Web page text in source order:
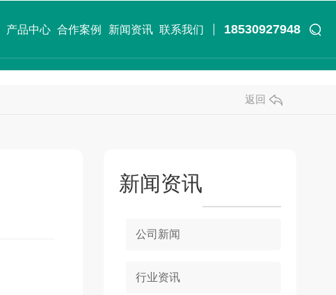
产品中心 合作案例 新闻资讯 联系我们 18530927948
返回
新闻资讯
公司新闻
行业资讯